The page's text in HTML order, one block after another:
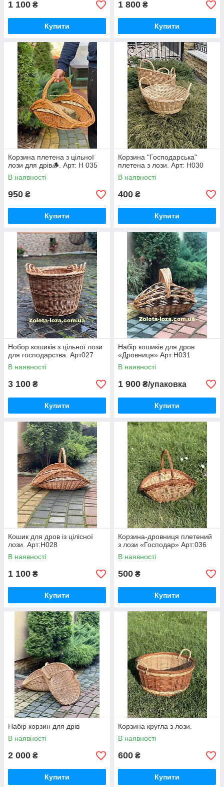
1 100 ₴
Купити
1 800 ₴
Купити
Корзина плетена з цільної
лози для дрів🪵. Арт: Н 035
В наявності
950 ₴
Купити
Корзина "Господарська"
плетена з лози. Арт: Н030
В наявності
400 ₴
Купити
Нобор кошиків з цільної лози
для господарства. Арт027
В наявності
3 100 ₴
Купити
Набір кошиків для дров
«Дровниця» Арт:Н031
В наявності
1 900 ₴/упаковка
Купити
Кошик для дров із цілісної
лози. Арт:Н028
В наявності
1 100 ₴
Купити
Корзина-дровниця плетений
з лози «Господар» Арт:036
В наявності
500 ₴
Купити
Набір корзин для дрів
В наявності
2 000 ₴
Купити
Корзина кругла з лози.
В наявності
600 ₴
Купити